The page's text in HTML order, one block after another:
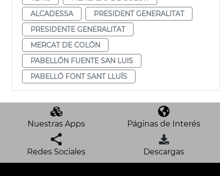
ALCADESSA
PRESIDENT GENERALITAT
PRESIDENTE GENERALITAT
MERCAT DE COLÓN
PABELLÓN FUENTE SAN LUIS
PABELLÓ FONT SANT LLUÍS
Nuestras Apps Páginas de Interés
Redes Sociales Descargas